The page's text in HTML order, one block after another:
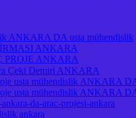
ANKARA DA usta mühendislik
ANKARA
ANKARA
Çeki Demiri ANKARA
usta mühendislik ANKARA
usta mühendislik ANKARA
da-arac-projesi-ankara
ankara